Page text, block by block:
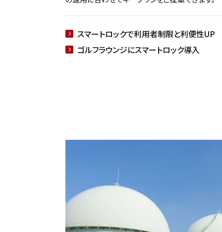
スマートロックで利用者制限と利便性UP
ゴルフラウンジにスマートロック導入